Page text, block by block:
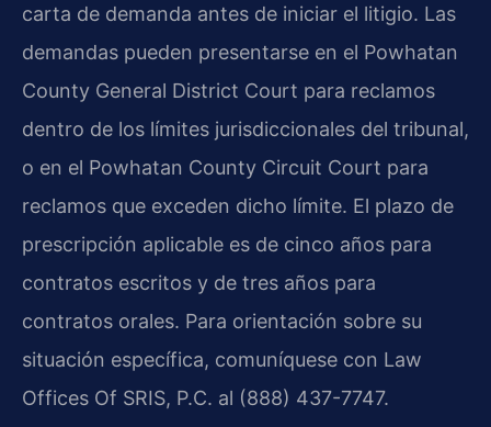
carta de demanda antes de iniciar el litigio. Las
demandas pueden presentarse en el Powhatan
County General District Court para reclamos
dentro de los límites jurisdiccionales del tribunal,
o en el Powhatan County Circuit Court para
reclamos que exceden dicho límite. El plazo de
prescripción aplicable es de cinco años para
contratos escritos y de tres años para
contratos orales. Para orientación sobre su
situación específica, comuníquese con Law
Offices Of SRIS, P.C. al (888) 437-7747.